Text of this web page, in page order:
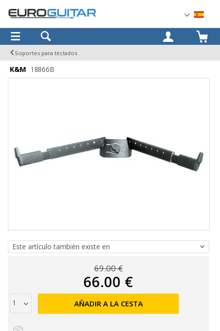
OK
Soportes para teclados
K&M 18866B
69.00 €
66.00 €
AÑADIR A LA CESTA